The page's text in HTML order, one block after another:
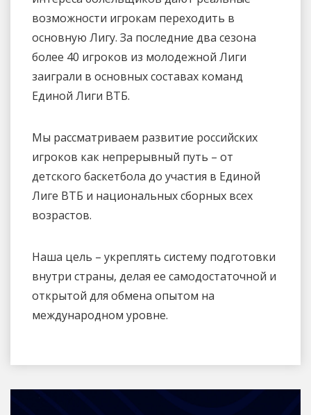
возможности игрокам переходить в
основную Лигу. За последние два сезона
более 40 игроков из молодежной Лиги
заиграли в основных составах команд
Единой Лиги ВТБ.
Мы рассматриваем развитие российских
игроков как непрерывный путь – от
детского баскетбола до участия в Единой
Лиге ВТБ и национальных сборных всех
возрастов.
Наша цель – укреплять систему подготовки
внутри страны, делая ее самодостаточной и
открытой для обмена опытом на
международном уровне.